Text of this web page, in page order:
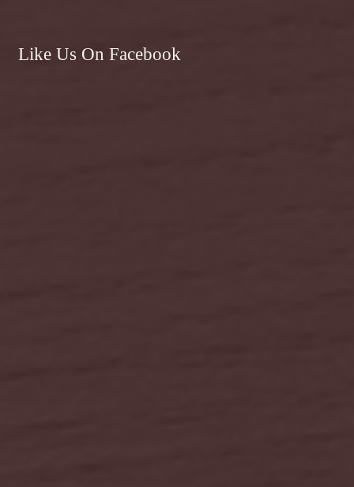
Like Us On Facebook